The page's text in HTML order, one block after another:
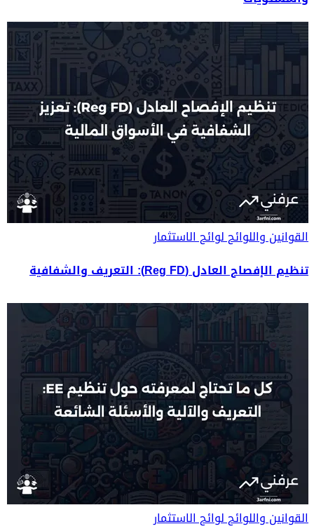
القوانين واللوائحلوائح الاستثمار
تنظيم الإفصاح العادل (Reg FD): التعريف والشفافية
القوانين واللوائحلوائح الاستثمار